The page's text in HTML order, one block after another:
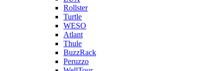
Rollster
Turtle
WESO
Atlant
Thule
BuzzRack
Peruzzo